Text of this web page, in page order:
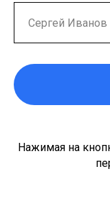
Нажимая на